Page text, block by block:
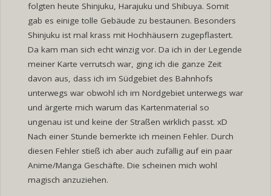
folgten heute Shinjuku, Harajuku und Shibuya. Somit
gab es einige tolle Gebäude zu bestaunen. Besonders
Shinjuku ist mal krass mit Hochhäusern zugepflastert.
Da kam man sich echt winzig vor. Da ich in der Legende
meiner Karte verrutsch war, ging ich die ganze Zeit
davon aus, dass ich im Südgebiet des Bahnhofs
unterwegs war obwohl ich im Nordgebiet unterwegs war
und ärgerte mich warum das Kartenmaterial so
ungenau ist und keine der Straßen wirklich passt. xD
Nach einer Stunde bemerkte ich meinen Fehler. Durch
diesen Fehler stieß ich aber auch zufällig auf ein paar
Anime/Manga Geschäfte. Die scheinen mich wohl
magisch anzuziehen.